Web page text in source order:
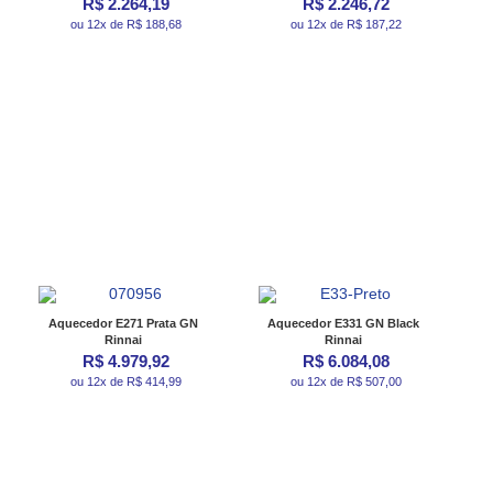
R$ 2.264,19
ou 12x de R$ 188,68
R$ 2.246,72
ou 12x de R$ 187,22
Aquecedor E271 Prata GN
Rinnai
R$ 4.979,92
ou 12x de R$ 414,99
Aquecedor E331 GN Black
Rinnai
R$ 6.084,08
ou 12x de R$ 507,00